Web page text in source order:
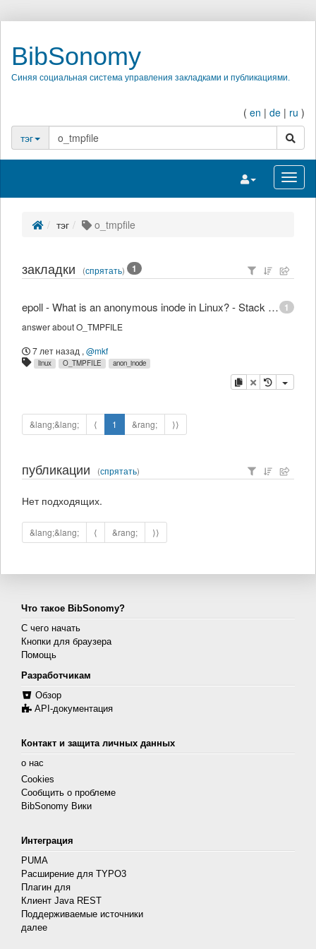
BibSonomy
Синяя социальная система управления закладками и публикациями.
( en | de | ru )
тэг
поиск
Переключить
тэг o_tmpfile
закладки (спрятать) 1
1
epoll - What is an anonymous inode in Linux? - Stack Overflow
answer about O_TMPFILE
7 лет назад , @mkf
linux O_TMPFILE anon_inode
копировать
удалить
&lang;&lang; ⟨ 1 &rang; ⟩⟩
публикации (спрятать)
Нет подходящих.
&lang;&lang; ⟨ &rang; ⟩⟩
Что такое BibSonomy?
С чего начать
Кнопки для браузера
Помощь
Разработчикам
Обзор
API-документация
Контакт и защита личных данных
о нас
Cookies
Сообщить о проблеме
BibSonomy Вики
Интеграция
PUMA
Расширение для TYPO3
Плагин для
Клиент Java REST
Поддерживаемые источники
далее